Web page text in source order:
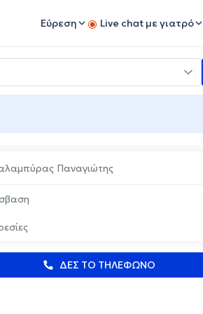
Εύρεση Live chat με γιατρό
Παναγιώτης
ΔΕΣ ΤΟ ΤΗΛΕΦΩΝΟ